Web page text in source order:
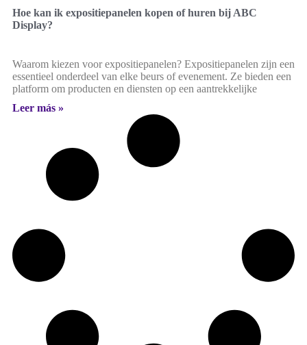
Hoe kan ik expositiepanelen kopen of huren bij ABC
Display?
Waarom kiezen voor expositiepanelen? Expositiepanelen zijn een
essentieel onderdeel van elke beurs of evenement. Ze bieden een
platform om producten en diensten op een aantrekkelijke
Leer más »